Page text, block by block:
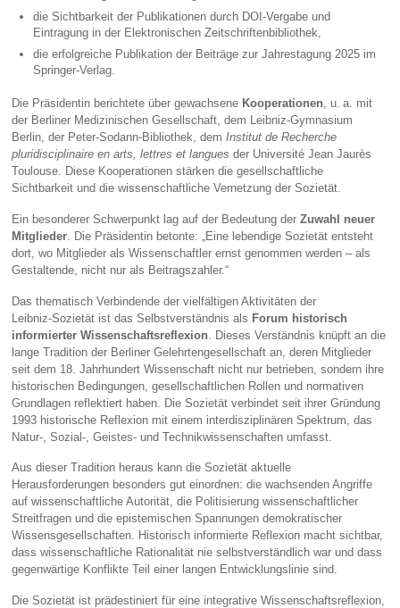
die Sichtbarkeit der Publikationen durch DOI‑Vergabe und
Eintragung in der Elektronischen Zeitschriftenbibliothek,
die erfolgreiche Publikation der Beiträge zur Jahrestagung 2025 im
Springer‑Verlag.
Die Präsidentin berichtete über gewachsene Kooperationen, u. a. mit
der Berliner Medizinischen Gesellschaft, dem Leibniz‑Gymnasium
Berlin, der Peter‑Sodann‑Bibliothek, demInstitut de Recherche
pluridisciplinaire en arts, lettres et langues der Université Jean Jaurès
Toulouse. Diese Kooperationen stärken die gesellschaftliche
Sichtbarkeit und die wissenschaftliche Vernetzung der Sozietät.
Ein besonderer Schwerpunkt lag auf der Bedeutung derZuwahl neuer
Mitglieder . Die Präsidentin betonte: „Eine lebendige Sozietät entsteht
dort, wo Mitglieder als Wissenschaftler ernst genommen werden – als
Gestaltende, nicht nur als Beitragszahler.“
Das thematisch Verbindende der vielfältigen Aktivitäten der
Leibniz‑Sozietät ist das Selbstverständnis als Forum historisch
informierter Wissenschaftsreflexion . Dieses Verständnis knüpft an die
lange Tradition der Berliner Gelehrtengesellschaft an, deren Mitglieder
seit dem 18. Jahrhundert Wissenschaft nicht nur betrieben, sondern ihre
historischen Bedingungen, gesellschaftlichen Rollen und normativen
Grundlagen reflektiert haben. Die Sozietät verbindet seit ihrer Gründung
1993 historische Reflexion mit einem interdisziplinären Spektrum, das
Natur‑, Sozial‑, Geistes‑ und Technikwissenschaften umfasst.
Aus dieser Tradition heraus kann die Sozietät aktuelle
Herausforderungen besonders gut einordnen: die wachsenden Angriffe
auf wissenschaftliche Autorität, die Politisierung wissenschaftlicher
Streitfragen und die epistemischen Spannungen demokratischer
Wissensgesellschaften. Historisch informierte Reflexion macht sichtbar,
dass wissenschaftliche Rationalität nie selbstverständlich war und dass
gegenwärtige Konflikte Teil einer langen Entwicklungslinie sind.
Die Sozietät ist prädestiniert für eine integrative Wissenschaftsreflexion,